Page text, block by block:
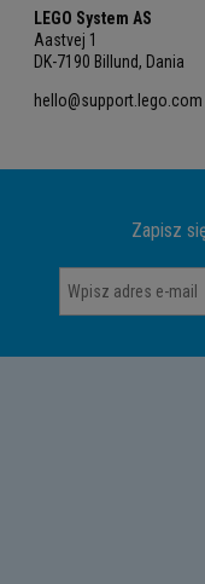
LEGO System AS
Aastvej 1
DK-7190 Billund, Dania
hello@support.lego.com
Zapisz